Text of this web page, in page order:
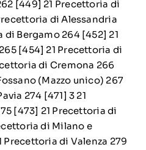
[449] 21 Precettoria di
di Alessandria
di Bergamo 264 [452] 21
[454] 21 Precettoria di
di Cremona 266
(Mazzo unico) 267
274 [471] 3 21
[473] 21 Precettoria di
di Milano e
Precettoria di Valenza 279